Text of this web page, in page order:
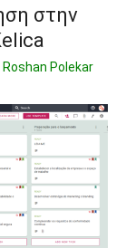
στην
Roshan Polekar